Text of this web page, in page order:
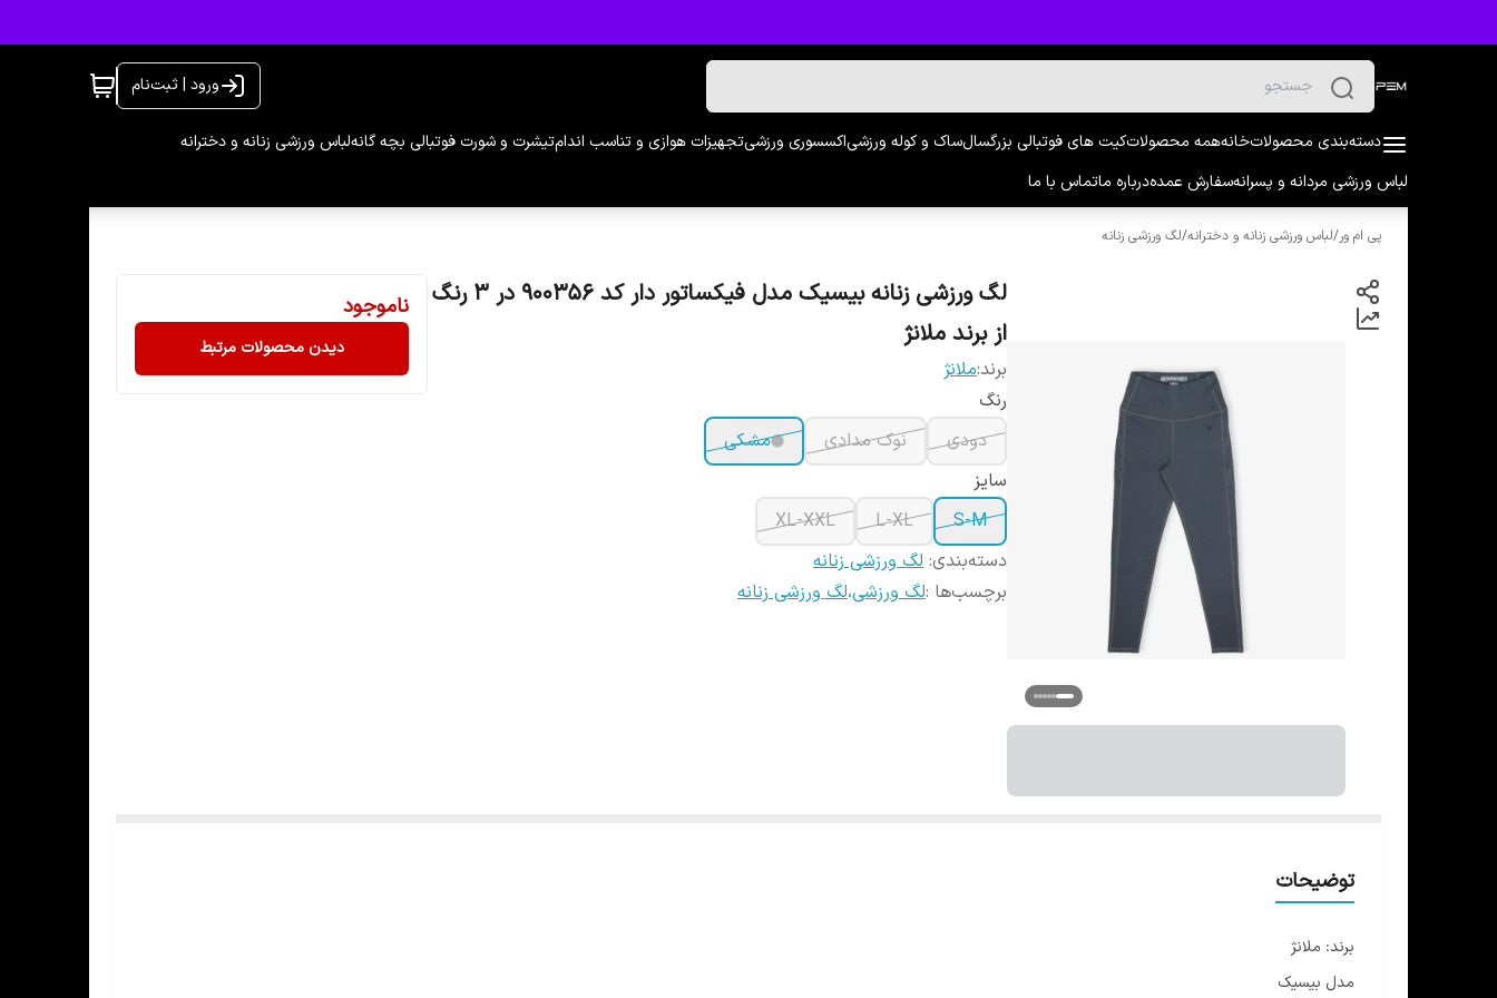
ورود | ثبت‌نام
دسته‌بندی محصولاتخانههمه محصولاتکیت های فوتبالی بزرگسالساک و کوله ورزشیاکسسوری ورزشیتجهیزات هوازی و تناسب اندامتیشرت و شورت فوتبالی بچه گانهلباس ورزشی زنانه و دخترانه
لباس ورزشی مردانه و پسرانهسفارش عمدهدرباره ماتماس با ما
پی ام ور/لباس ورزشی زنانه و دخترانه/لگ ورزشی زنانه
لگ ورزشی زنانه بیسیک مدل فیکساتور دار کد 900356 در ۳ رنگ
از برند ملانژ
برند:ملانژ
رنگ
دودی
نوک مدادی
مشکی
سایز
S-M
L-XL
XL-XXL
دسته‌بندی: لگ ورزشی زنانه
برچسب‌ها :لگ ورزشی،لگ ورزشی زنانه
ناموجود
دیدن محصولات مرتبط
توضیحات
برند: ملانژ
مدل بیسیک